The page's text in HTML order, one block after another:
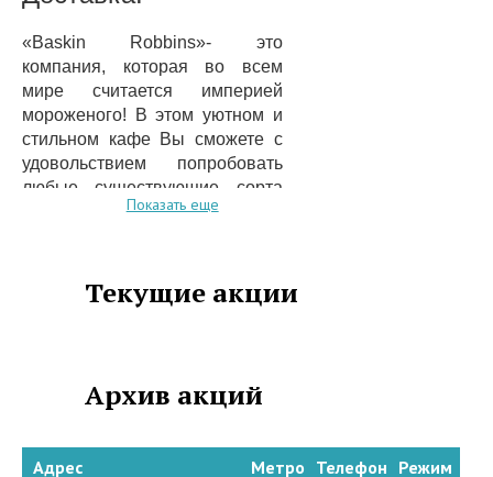
«Baskin Robbins»- это
компания, которая во всем
мире считается империей
мороженого! В этом уютном и
стильном кафе Вы сможете с
удовольствием попробовать
любые существующие сорта
данного сладкого деликатеса.
данный бренд был основан 50
лет назад. Совершили
активно распространяла свою
смогла завоевать любителей
Показать еще
Текущие акции
Архив акций
Адрес Метро Телефон Режим